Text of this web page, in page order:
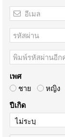
เพศ
ชาย
หญิง
ปีเกิด